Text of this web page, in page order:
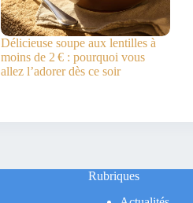
Délicieuse soupe aux lentilles à
moins de 2 € : pourquoi vous
allez l’adorer dès ce soir
Rubriques